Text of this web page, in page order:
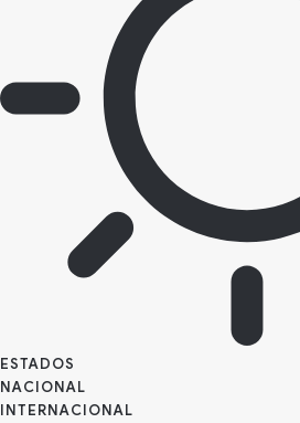
ESTADOS
NACIONAL
INTERNACIONAL